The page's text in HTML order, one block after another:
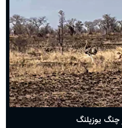
چنگ یوزپلنگ